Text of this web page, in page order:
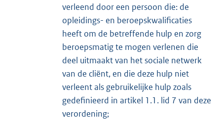
verleend door een persoon die: de
opleidings- en beroepskwalificaties
heeft om de betreffende hulp en zorg
beroepsmatig te mogen verlenen die
deel uitmaakt van het sociale netwerk
van de cliënt, en die deze hulp niet
verleent als gebruikelijke hulp zoals
gedefinieerd in artikel 1.1. lid 7 van deze
verordening;